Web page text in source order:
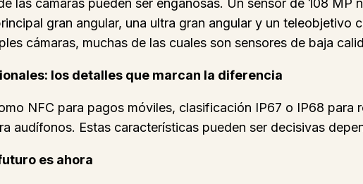
las cámaras pueden ser engañosas. Un sensor de 108
gran angular, una ultra gran angular y un
cámaras, muchas de las cuales son sensores de baja
los detalles que marcan la diferencia
NFC para pagos móviles, clasificación IP67 o IP68 para
audífonos. Estas características pueden ser decisivas
es ahora